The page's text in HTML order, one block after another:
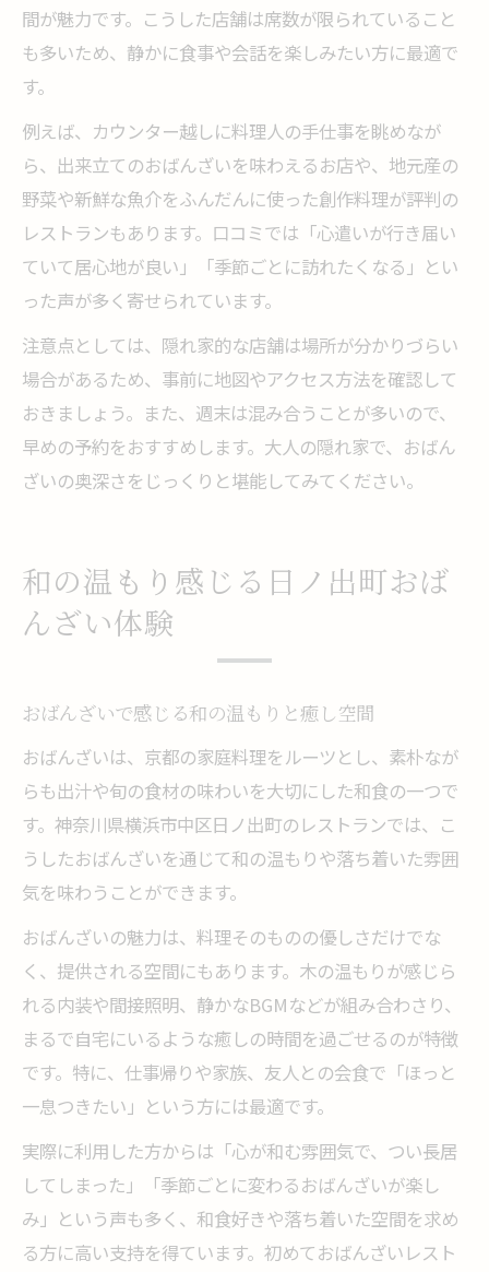
間が魅力です。こうした店舗は席数が限られていること
も多いため、静かに食事や会話を楽しみたい方に最適で
す。
例えば、カウンター越しに料理人の手仕事を眺めなが
ら、出来立てのおばんざいを味わえるお店や、地元産の
野菜や新鮮な魚介をふんだんに使った創作料理が評判の
レストランもあります。口コミでは「心遣いが行き届い
ていて居心地が良い」「季節ごとに訪れたくなる」とい
った声が多く寄せられています。
注意点としては、隠れ家的な店舗は場所が分かりづらい
場合があるため、事前に地図やアクセス方法を確認して
おきましょう。また、週末は混み合うことが多いので、
早めの予約をおすすめします。大人の隠れ家で、おばん
ざいの奥深さをじっくりと堪能してみてください。
和の温もり感じる日ノ出町おば
んざい体験
おばんざいで感じる和の温もりと癒し空間
おばんざいは、京都の家庭料理をルーツとし、素朴なが
らも出汁や旬の食材の味わいを大切にした和食の一つで
す。神奈川県横浜市中区日ノ出町のレストランでは、こ
うしたおばんざいを通じて和の温もりや落ち着いた雰囲
気を味わうことができます。
おばんざいの魅力は、料理そのものの優しさだけでな
く、提供される空間にもあります。木の温もりが感じら
れる内装や間接照明、静かなBGMなどが組み合わさり、
まるで自宅にいるような癒しの時間を過ごせるのが特徴
です。特に、仕事帰りや家族、友人との会食で「ほっと
一息つきたい」という方には最適です。
実際に利用した方からは「心が和む雰囲気で、つい長居
してしまった」「季節ごとに変わるおばんざいが楽し
み」という声も多く、和食好きや落ち着いた空間を求め
る方に高い支持を得ています。初めておばんざいレスト